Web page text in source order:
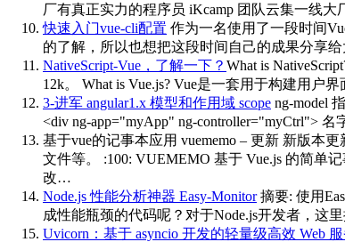
厂有真正实力的程序员 iKcamp 团队云集一线
快速入门vue-cli配置 作为一名使用了一段时间
的了解，所以也想把这段时间自己的成果分享
NativeScript-Vue，了解一下？ What is
12k。 What is Vue.js? Vue是一套用于构建用户
3-进军 angular1.x 模型和作用域 scope ng-model
<div ng-app="myApp" ng-controller="myCtrl"> 名
基于vue的记事本应用 vuememo – 更新 新版本更
文件等。 :100: VUEMEMO 基于 Vue.js 的简单
改…
Node.js 性能分析神器 Easy-Monitor摘要: 使用
成性能瓶颈的代码呢？对于Node.js开发者，这
Uvicorn：基于 asyncio 开发的轻量级高效 Web